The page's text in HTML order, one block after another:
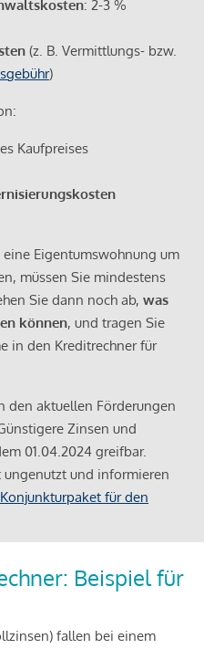
: 2-3 %
(z. B. Vermittlungs- bzw.
)
Kaufpreises
eine Eigentumswohnung um
müssen Sie mindestens
Sie dann noch ab, was
können, und tragen Sie
in den Kreditrechner für
den aktuellen Förderungen
Zinsen und
01.04.2024 greifbar.
ungenutzt und informieren
Konjunkturpaket für den
Beispiel für
fallen bei einem